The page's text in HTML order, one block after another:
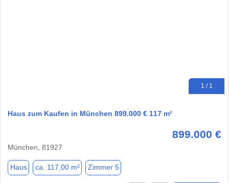
1 / 1
Haus zum Kaufen in München 899.000 € 117 m²
899.000 €
München, 81927
Haus ca. 117,00 m² Zimmer 5